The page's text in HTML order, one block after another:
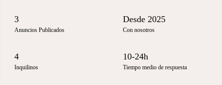
3
Anuncios Publicados
Desde 2025
Con nosotros
4
Inquilinos
10-24h
Tiempo medio de respuesta